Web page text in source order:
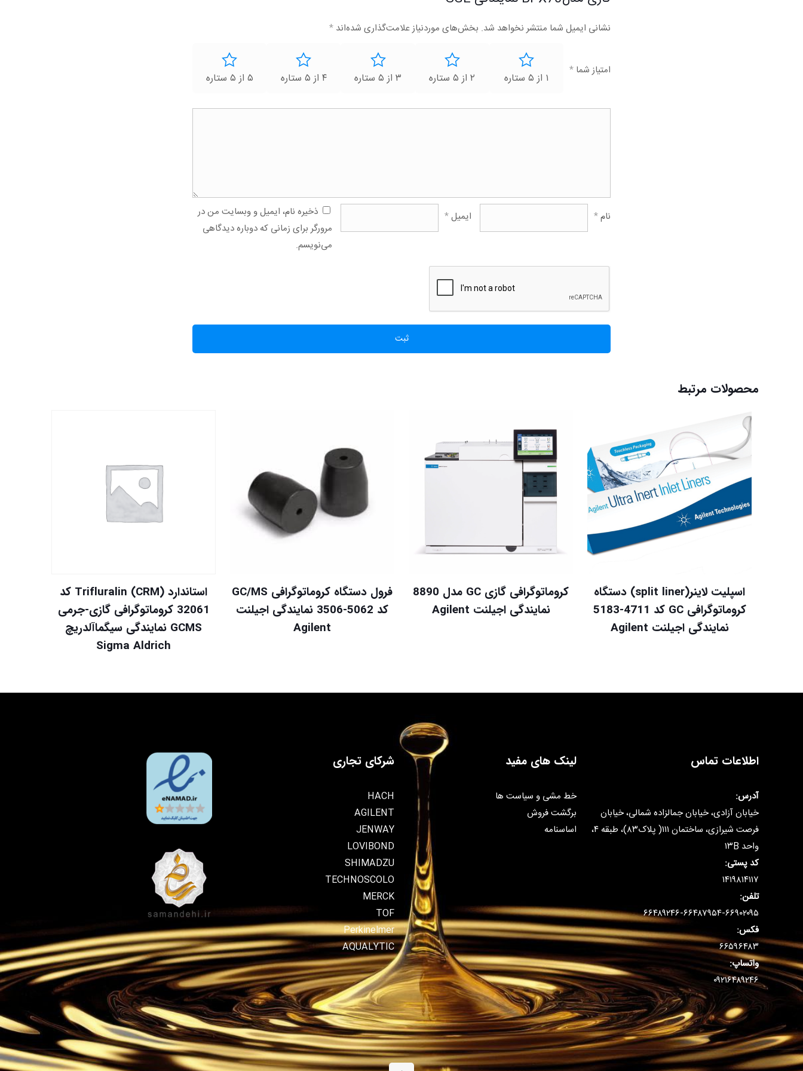
نشانی ایمیل شما منتشر نخواهد شد. بخش‌های موردنیاز علامت‌گذاری شده‌اند *
امتیاز شما *
۱ از ۵ ستاره ۲ از ۵ ستاره ۳ از ۵ ستاره ۴ از ۵ ستاره ۵ از ۵ ستاره
نام* ایمیل*
ذخیره نام، ایمیل و وبسایت من در
مرورگر برای زمانی که دوباره دیدگاهی
می‌نویسم.
محصولات مرتبط
اسپلیت لاینر(split liner) دستگاه
کروماتوگرافی GC کد 4711-5183
نمایندگی اجیلنت Agilent
کروماتوگرافی گازی GC مدل 8890
نمایندگی اجیلنت Agilent
فرول دستگاه کروماتوگرافی GC/MS
کد 5062-3506 نمایندگی اجیلنت
Agilent
استاندارد (CRM) Trifluralin کد
32061 کروماتوگرافی گازی-جرمی
GCMS نمایندگی سیگماآلدریچ
Sigma Aldrich
اطلاعات تماس
آدرس:
خیابان آزادی، خیابان جمالزاده شمالی، خیابان
فرصت شیرازی، ساختمان ۱۱۱( پلاک۸۳)، طبقه ۴،
واحد ۱۳B
کد پستی:
۱۴۱۹۸۱۴۱۱۷
تلفن:
۶۶۴۸۹۲۴۶-۶۶۴۸۷۹۵۴-۶۶۹۰۲۰۹۵
فکس:
۶۶۵۹۶۴۸۳
واتساپ:
۰۹۲۱۶۴۸۹۲۴۶
لینک های مفید
خط مشی و سیاست ها
برگشت فروش
اساسنامه
شرکای تجاری
HACH
AGILENT
JENWAY
LOVIBOND
SHIMADZU
TECHNOSCOLO
MERCK
TOF
Perkinelmer
AQUALYTIC